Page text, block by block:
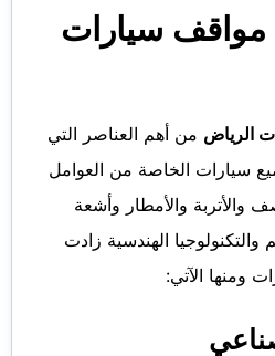
سيارات
الرياض من أهم العناصر التي
سيارات الخاصة من العوامل
والأتربة والأمطار وأشعة
الهندسية زادت
ومنها الآتي: